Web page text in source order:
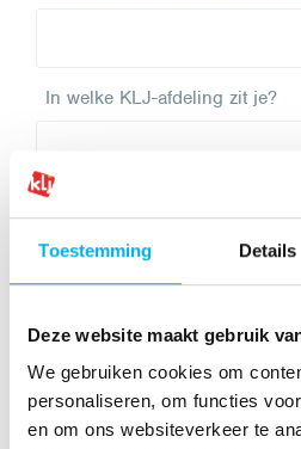
Toestemming Details
Deze website maakt gebruik
We gebruiken cookies om
personaliseren, om functies
en om ons websiteverkeer te
In welke KLJ-afdeling zit je?
Vertel wat meer over jezelf als
muziekgenre, ervaring)